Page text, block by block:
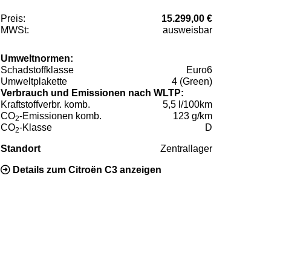
Preis:
15.299,00 €
MWSt:
ausweisbar
Umweltnormen:
Schadstoffklasse
Euro6
Umweltplakette
4 (Green)
Verbrauch und Emissionen nach WLTP:
Kraftstoffverbr. komb.
5,5 l/100km
CO2-Emissionen komb.
123 g/km
CO2-Klasse D
Standort Zentrallager
Details zum Citroën C3 anzeigen